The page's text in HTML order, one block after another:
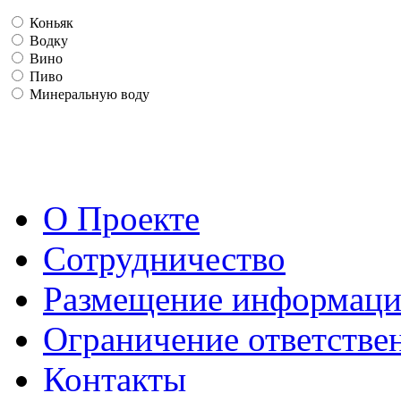
Коньяк
Водку
Вино
Пиво
Минеральную воду
О Проекте
Сотрудничество
Размещение
Ограничение
Контакты